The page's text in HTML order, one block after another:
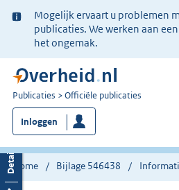
Ter
informatie:
Mogelijk ervaart u problemen
publicaties. We werken aan
het ongemak.
U
bent
nu
hier:
Publicaties Officiële publicaties
Inloggen
Home Bijlage 546438